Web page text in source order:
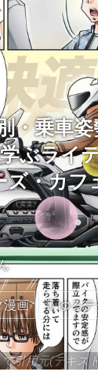
・乗車
ぶライ
ズ・カフ
漫画 ゆるテ